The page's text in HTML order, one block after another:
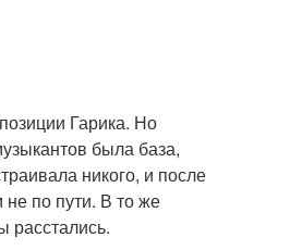
Гарика. Но
была база,
никого, и после
не по пути. В то же
расстались.